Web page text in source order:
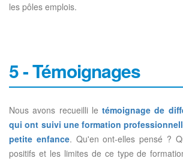
les pôles emplois.
5 - Témoignages
Nous avons recueilli letémoignage de
qui ont suivi une formation
petite enfance. Qu'en ont-elles pensé ?
positifs et les limites de ce type de